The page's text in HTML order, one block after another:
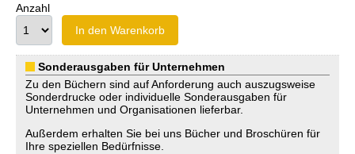
Anzahl
In den Warenkorb
Sonderausgaben für Unternehmen
Zu den Büchern sind auf Anforderung auch auszugsweise
Sonderdrucke oder individuelle Sonderausgaben für
Unternehmen und Organisationen lieferbar.
Außerdem erhalten Sie bei uns Bücher und Broschüren für
Ihre speziellen Bedürfnisse.